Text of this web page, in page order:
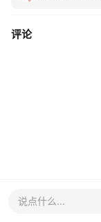
评论
说点什么...